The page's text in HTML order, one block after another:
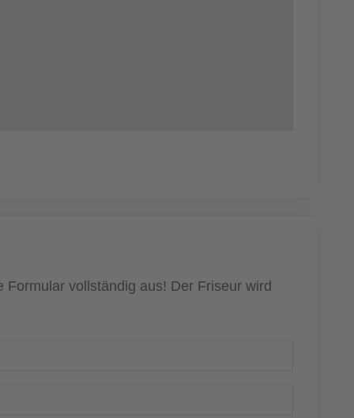
vollständig aus! Der Friseur wird